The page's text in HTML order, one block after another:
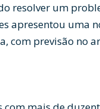
resolver um
apresentou uma
com previsão no